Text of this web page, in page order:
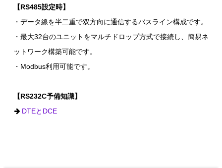
【RS485設定時】
・データ線を半二重で双方向に通信するバスライン構成です。
・最大32台のユニットをマルチドロップ方式で接続し、簡易ネ
ットワーク構築可能です。
・Modbus利用可能です。
【RS232C予備知識】
DTEとDCE